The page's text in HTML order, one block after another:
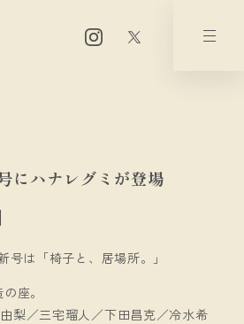
にハナレグミが登場
号は「椅子と、居場所。」
座。
梨／三宅瑠人／下田昌克／冷水希